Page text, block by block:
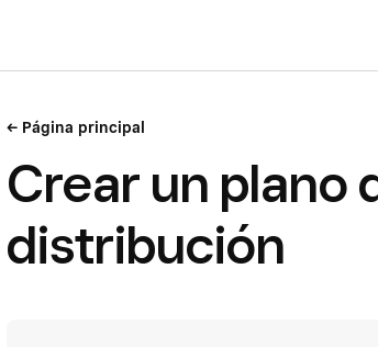
Página principal
Crear un plano
distribución